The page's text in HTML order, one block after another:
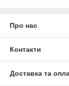
Про нас
Контакти
Доставка та